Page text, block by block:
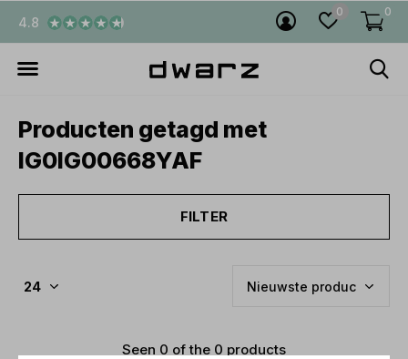
0 0
4.8
Producten getagd met
IG0IG00668YAF
FILTER
Seen 0 of the 0 products